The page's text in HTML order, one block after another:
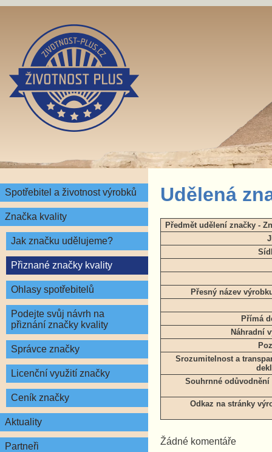
Spotřebitel a životnost výrobků
Značka kvality
Jak značku udělujeme?
Přiznané značky kvality
Ohlasy spotřebitelů
Podejte svůj návrh na
přiznání značky kvality
Správce značky
Licenční využití značky
Ceník značky
Aktuality
Partneři
Udělená
Předmět udělení značky -
Přesný název
Přímá
Náhradní
Srozumitelnost a
Souhrnné
Odkaz na stránky
Žádné komentáře